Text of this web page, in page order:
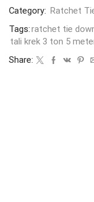
Category: Ratchet
Tags:ratchet tie
tali krek 3 ton 5
Share: